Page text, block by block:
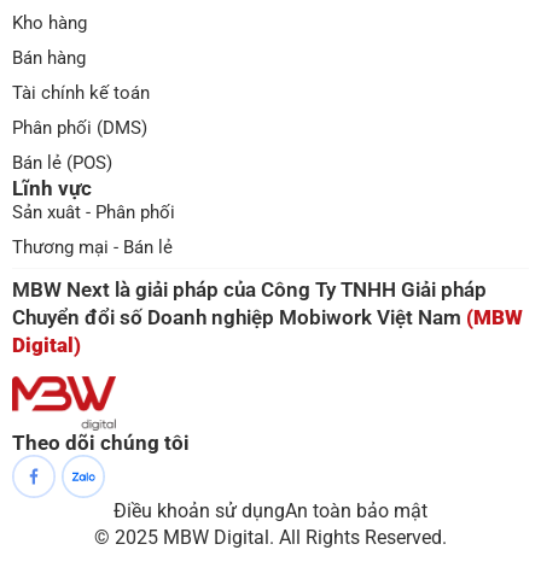
Kho hàng
Bán hàng
Tài chính kế toán
Phân phối (DMS)
Bán lẻ (POS)
Lĩnh vực
Sản xuât - Phân phối
Thương mại - Bán lẻ
MBW Next là giải pháp của Công Ty TNHH Giải pháp
Chuyển đổi số Doanh nghiệp Mobiwork Việt Nam (MBW
Digital)
Theo dõi chúng tôi
© 2025 MBW Digital. All Rights Reserved.
Điều khoản sử dụngAn toàn bảo mật